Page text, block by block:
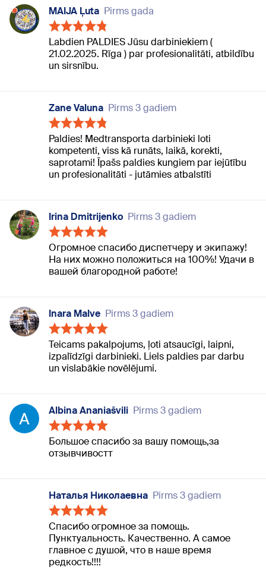
MAIJA Ļuta Pirms gada
Labdien PALDIES Jūsu darbiniekiem (
21.02.2025. Rīga ) par profesionalitāti, atbildību
un sirsnību.
Zane Valuna Pirms 3 gadiem
Paldies! Medtransporta darbinieki loti
kompetenti, viss kā runāts, laikā, korekti,
saprotami! Īpašs paldies kungiem par iejūtību
un profesionalitāti - jutāmies atbalstīti
Irina Dmitrijenko Pirms 3 gadiem
Огромное спасибо диспетчеру и экипажу!
На них можно положиться на 100%! Удачи в
вашей благородной работе!
Inara Malve Pirms 3 gadiem
Teicams pakalpojums, ļoti atsaucīgi, laipni,
izpalīdzīgi darbinieki. Liels paldies par darbu
un vislabākie novēlējumi.
Albina Ananiašvili Pirms 3 gadiem
Большое спасибо за вашу помощь,за
отзывчивостт
Наталья Николаевна Pirms 3 gadiem
Спасибо огромное за помощь.
Пунктуальность. Качественно. А самое
главное с душой, что в наше время
редкость!!!!